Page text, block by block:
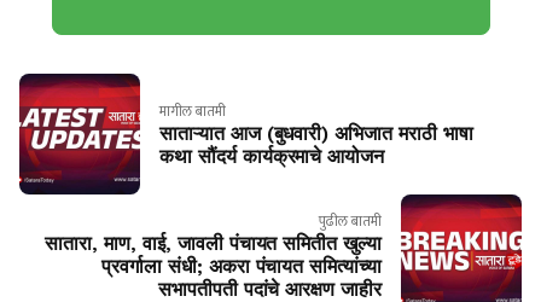
मागील बातमी
साताऱ्यात आज (बुधवारी) अभिजात मराठी भाषा
कथा सौंदर्य कार्यक्रमाचे आयोजन
पुढील बातमी
सातारा, माण, वाई, जावली पंचायत समितीत खुल्या
प्रवर्गाला संधी; अकरा पंचायत समित्यांच्या
सभापतीपती पदांचे आरक्षण जाहीर